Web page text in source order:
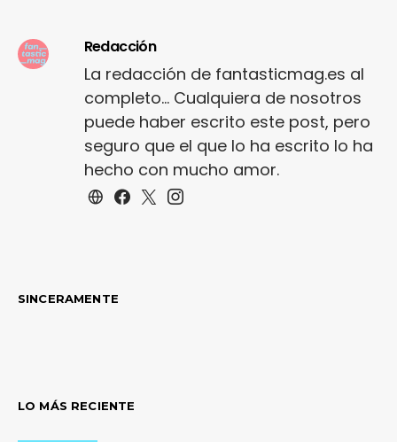
Redacción
La redacción de fantasticmag.es al
completo... Cualquiera de nosotros
puede haber escrito este post, pero
seguro que el que lo ha escrito lo ha
hecho con mucho amor.
SINCERAMENTE
LO MÁS RECIENTE